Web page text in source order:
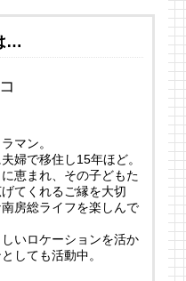
…
マン。
婦で移住し15年ほど。
恵まれ、その子どもた
てくれるご縁を大切
房総ライフを楽しんで
いロケーションを活か
しても活動中。